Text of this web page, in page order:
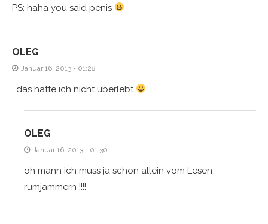
PS: haha you said penis
OLEG
Januar 16, 2013 - 01:28
…das hätte ich nicht überlebt
OLEG
Januar 16, 2013 - 01:30
oh mann ich muss ja schon allein vom Lesen
rumjammern !!!!